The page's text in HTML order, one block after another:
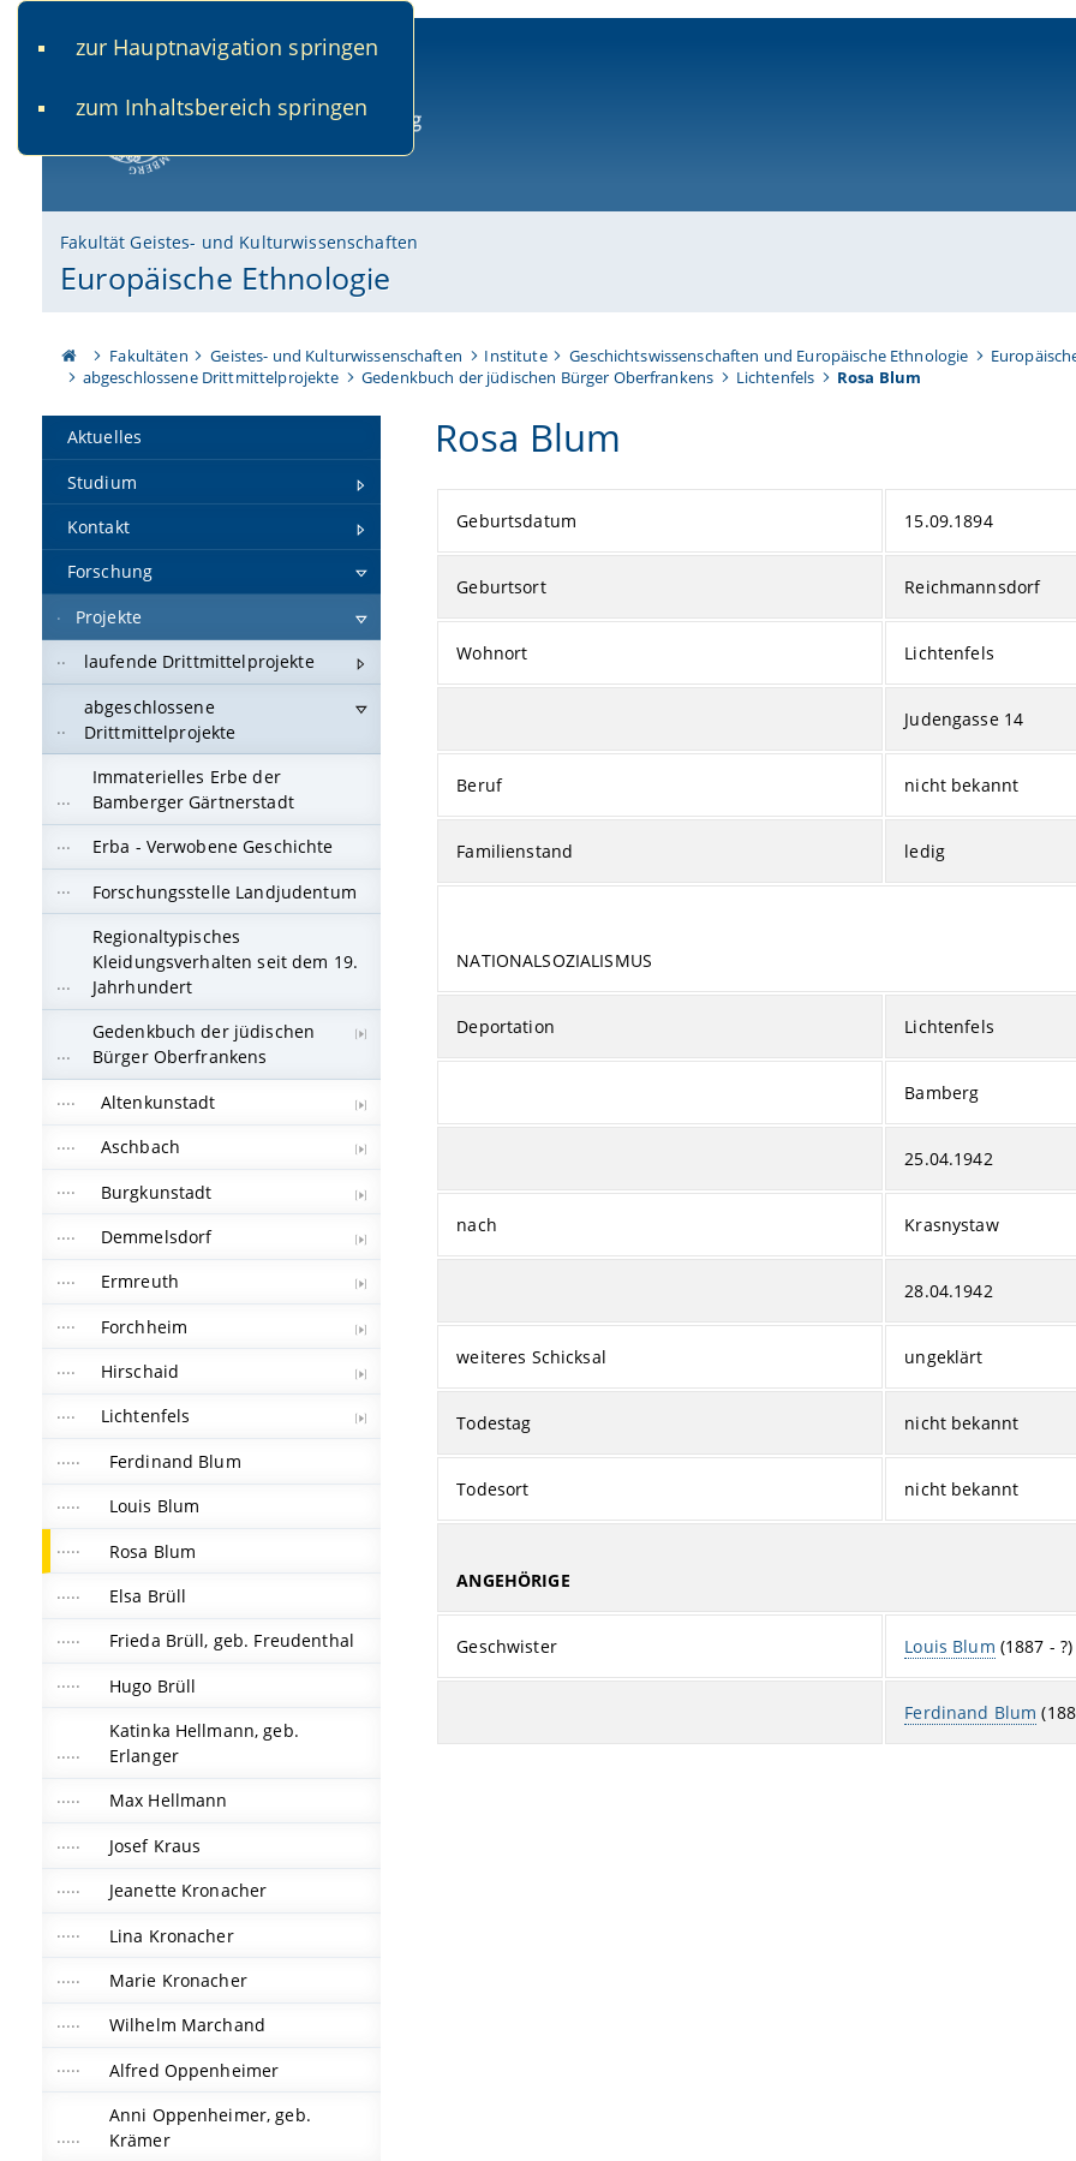
zur Hauptnavigation springen
zum Inhaltsbereich springen
Fakultät Geistes- und Kulturwissenschaften
Europäische Ethnologie
Fakultäten Geistes- und Kulturwissenschaften Institute Geschichtswissenschaften und Europäische Ethnologie
abgeschlossene Drittmittelprojekte
Gedenkbuch der jüdischen Bürger Oberfrankens Lichtenfels Rosa Blum
Aktuelles
Studium
Kontakt
Forschung
Projekte
laufende Drittmittelprojekte
abgeschlossene
Drittmittelprojekte
Immaterielles Erbe der
Bamberger Gärtnerstadt
Erba - Verwobene Geschichte
Forschungsstelle Landjudentum
Regionaltypisches
Kleidungsverhalten seit dem 19.
Jahrhundert
Gedenkbuch der jüdischen
Bürger Oberfrankens
Altenkunstadt
Aschbach
Burgkunstadt
Demmelsdorf
Ermreuth
Forchheim
Hirschaid
Lichtenfels
Ferdinand Blum
Louis Blum
Rosa Blum
Elsa Brüll
Frieda Brüll, geb. Freudenthal
Hugo Brüll
Katinka Hellmann, geb.
Erlanger
Max Hellmann
Josef Kraus
Jeanette Kronacher
Lina Kronacher
Marie Kronacher
Wilhelm Marchand
Alfred Oppenheimer
Anni Oppenheimer, geb.
Krämer
Rosa Blum
Geburtsdatum 15.09.1894
Geburtsort Reichmannsdorf
Wohnort Lichtenfels
Judengasse 14
Beruf nicht bekannt
Familienstand ledig
NATIONALSOZIALISMUS
Deportation Lichtenfels
Bamberg
25.04.1942
nach Krasnystaw
28.04.1942
weiteres Schicksal ungeklärt
Todestag nicht bekannt
Todesort nicht bekannt
ANGEHÖRIGE
Geschwister Louis Blum (1887 - ?)
Ferdinand Blum